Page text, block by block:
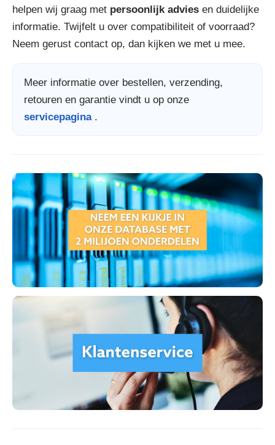
helpen wij graag met persoonlijk advies en duidelijke
informatie. Twijfelt u over compatibiliteit of voorraad?
Neem gerust contact op, dan kijken we met u mee.
Meer informatie over bestellen, verzending,
retouren en garantie vindt u op onze
servicepagina .